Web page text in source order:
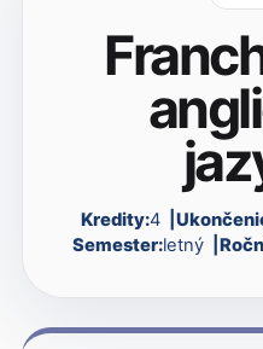
Kredity:4
Semester:letný